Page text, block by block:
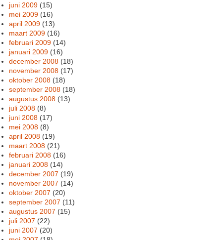
juni 2009 (15)
mei 2009 (16)
april 2009 (13)
maart 2009 (16)
februari 2009 (14)
januari 2009 (16)
december 2008 (18)
november 2008 (17)
oktober 2008 (18)
september 2008 (18)
augustus 2008 (13)
juli 2008 (8)
juni 2008 (17)
mei 2008 (8)
april 2008 (19)
maart 2008 (21)
februari 2008 (16)
januari 2008 (14)
december 2007 (19)
november 2007 (14)
oktober 2007 (20)
september 2007 (11)
augustus 2007 (15)
juli 2007 (22)
juni 2007 (20)